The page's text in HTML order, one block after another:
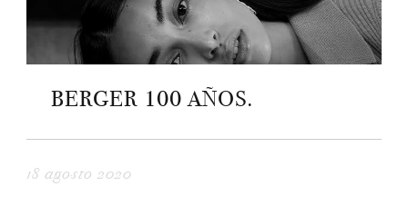
BERGER 100 AÑOS.
18 agosto 2020